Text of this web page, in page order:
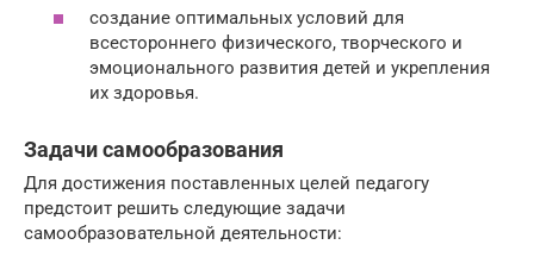
создание оптимальных условий для
всестороннего физического, творческого и
эмоционального развития детей и укрепления
их здоровья.
Задачи самообразования
Для достижения поставленных целей педагогу
предстоит решить следующие задачи
самообразовательной деятельности: